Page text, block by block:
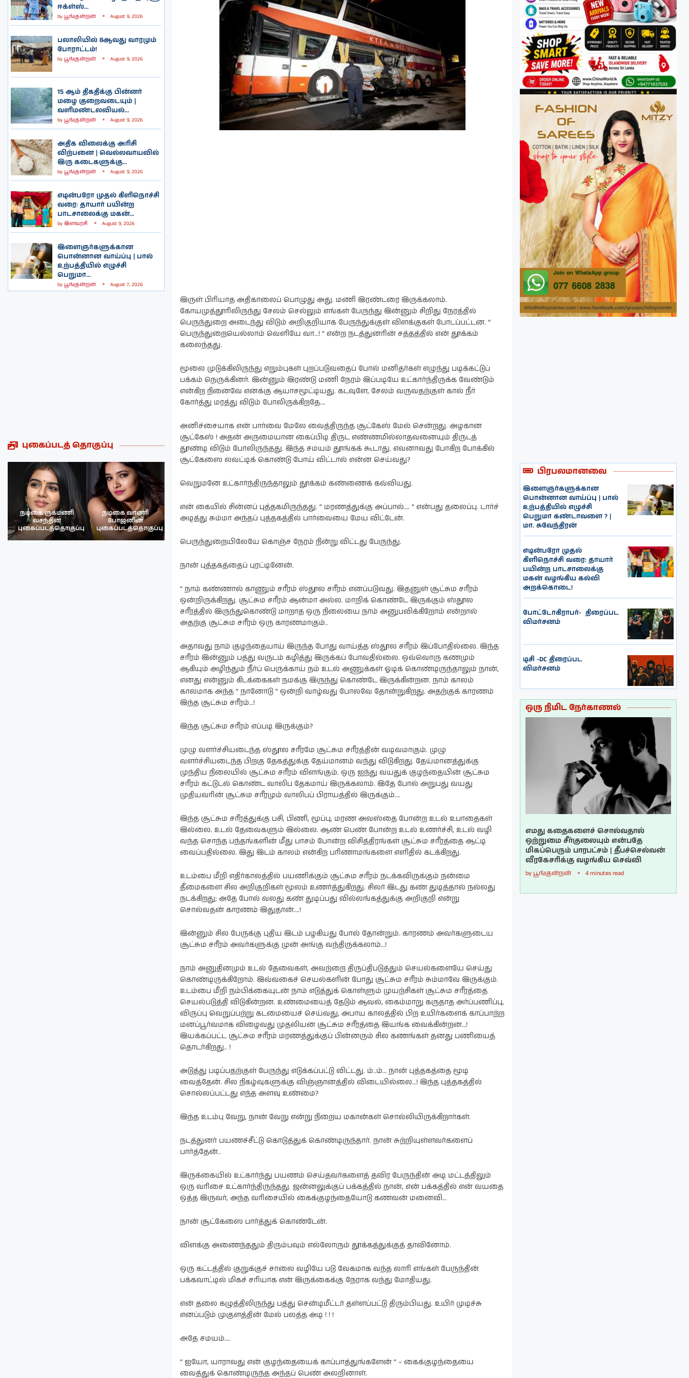
ஈக்ள்ஸ்...
by பூங்குன்றன் August 9, 2026
பலாலியில் 8ஆவது வாரமும்
போராட்டம்!
by பூங்குன்றன் August 9, 2026
15 ஆம் திகதிக்கு பின்னர்
மழை குறைவடையும் |
வளிமண்டலவியல்...
by பூங்குன்றன் August 9, 2026
அதிக விலைக்கு அரிசி
விற்பனை | வெல்லவாயவில்
இரு கடைகளுக்கு...
by பூங்குன்றன் August 9, 2026
எடின்பரோ முதல் கிளிநொச்சி
வரை: தாயார் பயின்ற
பாடசாலைக்கு மகன்...
by இளவரசி August 9, 2026
இளைஞர்களுக்கான
பொன்னான வாய்ப்பு | பால்
உற்பத்தியில் எழுச்சி
பெறுமா...
by பூங்குன்றன் August 7, 2026
புகைப்படத் தொகுப்பு
நடிகை வாணி
போஜனின்
புகைப்படத்தொகுப்பு
நடிகை ருக்மணி
வசந்த்தின்
புகைப்படத்தொகுப்பு
நடிகை ராஷி
கண்ணாவின்
நடிகை
பிரணிதாவின்
இருள் பிரியாத அதிகாலைப் பொழுது அது. மணி இரண்டரை இருக்கலாம்.
கோயமுத்தூரிலிருந்து சேலம் செல்லும் எங்கள் பேருந்து இன்னும் சிறிது நேரத்தில்
பெருந்துறை அடைந்து விடும் அறிகுறியாக பேருந்துக்குள் விளக்குகள் போடப்பட்டன. “
பெருந்துறையெல்லாம் வெளியே வா…! ” என்ற நடத்துனரின் சத்தத்தில் என் தூக்கம்
கலைந்தது.
மூலை முடுக்கிலிருந்து எறும்புகள் புறப்படுவதைப் போல் மனிதர்கள் எழுந்து படிக்கட்டுப்
பக்கம் நெருக்கினர். இன்னும் இரண்டு மணி நேரம் இப்படியே உட்கார்ந்திருக்க வேண்டும்
என்கிற நினைவே எனக்கு ஆயாசமூட்டியது. கடவுளே, சேலம் வருவதற்குள் கால் நீர்
கோர்த்து மரத்து விடும் போலிருக்கிறதே….
அனிச்சையாக என் பார்வை மேலே வைத்திருந்த சூட்கேஸ் மேல் சென்றது. அழகான
சூட்கேஸ் ! அதன் அருமையான கைப்பிடி திருட எண்ணமில்லாதவனையும் திருடத்
தூண்டி விடும் போலிருந்தது. இந்த சமயம் தூங்கக் கூடாது. எவனாவது போகிற போக்கில்
சூட்கேஸை லவட்டிக் கொண்டு போய் விட்டால் என்ன செய்வது?
வெறுமனே உட்கார்ந்திருந்தாலும் தூக்கம் கண்ணைக் கவ்வியது.
என் கையில் சின்னப் புத்தகமிருந்தது. “ மரணத்துக்கு அப்பால்…. ” என்பது தலைப்பு. டார்ச்
அடித்து சும்மா அந்தப் புத்தகத்தில் பார்வையை மேய விட்டேன்.
பெருந்துறையிலேயே கொஞ்ச நேரம் நின்று விட்டது பேருந்து.
நான் புத்தகத்தைப் புரட்டினேன்.
“ நாம் கண்ணால் காணும் சரீரம் ஸ்தூல சரீரம் எனப்படுவது. இதனுள் சூட்சும சரீரம்
ஒன்றிருக்கிறது. சூட்சும சரீரம் ஆன்மா அல்ல. மாறிக் கொண்டே இருக்கும் ஸ்தூல
சரீரத்தில் இருந்துகொண்டு மாறாத ஒரு நிலையை நாம் அனுபவிக்கிறோம் என்றால்
அதற்கு சூட்சும சரீரம் ஒரு காரணமாகும்..
அதாவது நாம் குழந்தையாய் இருந்த போது வாய்த்த ஸ்தூல சரீரம் இப்போதில்லை. இந்த
சரீரம் இன்னும் பத்து வருடம் கழித்து இருக்கப் போவதில்லை. ஒவ்வொரு கணமும்
ஆகியும் அழிந்தும் நீர்ப் பெருக்காய் நம் உடல் அணுக்கள் ஓடிக் கொண்டிருந்தாலும் நான்,
எனது என்னும் கிடக்கைகள் நமக்கு இருந்து கொண்டே இருக்கின்றன. நாம் காலம்
காலமாக அந்த “ நானோடு ” ஒன்றி வாழ்வது போலவே தோன்றுகிறது. அதற்குக் காரணம்
இந்த சூட்சும சரீரம்…!
இந்த சூட்சும சரீரம் எப்படி இருக்கும்?
முழு வளர்ச்சியடைந்த ஸ்தூல சரீரமே சூட்சும சரீரத்தின் வடிவமாகும். முழு
வளர்ச்சியடைந்த பிறகு தேகத்துக்கு தேய்மானம் வந்து விடுகிறது. தேய்மானத்துக்கு
முந்திய நிலையில் சூட்சும சரீரம் விளங்கும். ஒரு ஐந்து வயதுக் குழந்தையின் சூட்சும
சரீரம் கட்டுடல் கொண்ட வாலிப தேகமாய் இருக்கலாம். இதே போல் அறுபது வயது
முதியவரின் சூட்சும சரீரமும் வாலிபப் பிராயத்தில் இருக்கும்….
இந்த சூட்சும சரீரத்துக்கு பசி, பிணி, மூப்பு, மரண அவஸ்தை போன்ற உடல் உபாதைகள்
இல்லை. உடல் தேவைகளும் இல்லை. ஆண் பெண் போன்ற உடல் உணர்ச்சி, உடல் வழி
வந்த சொந்த பந்தங்களின் மீது பாசம் போன்ற விசித்திரங்கள் சூட்சும சரீரத்தை ஆட்டி
வைப்பதில்லை. இது இடம் காலம் என்கிற பரிணாமங்களை எளிதில் கடக்கிறது.
உடம்பை மீறி எதிர்காலத்தில் பயணிக்கும் சூட்சும சரீரம் நடக்கவிருக்கும் நன்மை
தீமைகளை சில அறிகுறிகள் மூலம் உணர்த்துகிறது. சிலர் இடது கண் துடித்தால் நல்லது
நடக்கிறது; அதே போல் வலது கண் துடிப்பது வில்லங்கத்துக்கு அறிகுறி என்று
சொல்வதன் காரணம் இதுதான்….!
இன்னும் சில பேருக்கு புதிய இடம் பழகியது போல் தோன்றும். காரணம் அவர்களுடைய
சூட்சும சரீரம் அவர்களுக்கு முன் அங்கு வந்திருக்கலாம்…!
நாம் அனுதினமும் உடல் தேவைகள், அவற்றை திருப்திபடுத்தும் செயல்களையே செய்து
கொண்டிருக்கிறோம். இவ்வகைச் செயல்களின் போது சூட்சும சரீரம் சும்மாவே இருக்கும்.
உடம்பை மீறி நம்பிக்கையுடன் நாம் எடுத்துக் கொள்ளும் முயற்சிகள் சூட்சும சரீரத்தை
செயல்படுத்தி விடுகின்றன. உண்மையைத் தேடும் ஆவல், கைம்மாறு கருதாத அர்ப்பணிப்பு,
விருப்பு வெறுப்பற்று கடமையைச் செய்வது, அபாய காலத்தில் பிற உயிர்களைக் காப்பாற்ற
மனப்பூர்வமாக விழைவது முதலியன சூட்சும சரீரத்தை இயங்க வைக்கின்றன…!
இயக்கப்பட்ட சூட்சும சரீரம் மரணத்துக்குப் பின்னரும் சில கணங்கள் தனது பணியைத்
தொடர்கிறது.. !
அடுத்து படிப்பதற்குள் பேருந்து எடுக்கப்பட்டு விட்டது. ம்..ம்… நான் புத்தகத்தை மூடி
வைத்தேன். சில நிகழ்வுகளுக்கு விஞ்ஞானத்தில் விடையில்லை…! இந்த புத்தகத்தில்
சொல்லப்பட்டது எந்த அளவு உண்மை?
இந்த உடம்பு வேறு, நான் வேறு என்று நிறைய மகான்கள் சொல்லியிருக்கிறார்கள்.
நடத்துனர் பயணச்சீட்டு கொடுத்துக் கொண்டிருந்தார். நான் சுற்றியுள்ளவர்களைப்
பார்த்தேன்..
இருக்கையில் உட்கார்ந்து பயணம் செய்தவர்களைத் தவிர பேருந்தின் அடி மட்டத்திலும்
ஒரு வரிசை உட்கார்ந்திருந்தது. ஜன்னலுக்குப் பக்கத்தில் நான், என் பக்கத்தில் என் வயதை
ஒத்த இருவர், அந்த வரிசையில் கைக்குழந்தையோடு கணவன் மனைவி…
நான் சூட்கேஸை பார்த்துக் கொண்டேன்.
விளக்கு அணைந்ததும் திரும்பவும் எல்லோரும் தூக்கத்துக்குத் தாவினோம்.
ஒரு கட்டத்தில் குறுக்குச் சாலை வழியே படு வேகமாக வந்த லாரி எங்கள் பேருந்தின்
பக்கவாட்டில் மிகச் சரியாக என் இருக்கைக்கு நேராக வந்து மோதியது.
என் தலை கழுத்திலிருந்து பத்து சென்டிமீட்டர் தள்ளப்பட்டு திரும்பியது. உயிர் முடிச்சு
எனப்படும் முகுளத்தின் மேல் பலத்த அடி ! ! !
அதே சமயம்….
“ ஐயோ, யாராவது என் குழந்தையைக் காப்பாத்துங்களேன் “ – கைக்குழந்தையை
வைத்துக் கொண்டிருந்த அந்தப் பெண் அலறினாள்.
பிரபலமானவை
இளைஞர்களுக்கான
பொன்னான வாய்ப்பு | பால்
உற்பத்தியில் எழுச்சி
பெறுமா கண்டாவளை ? |
மா. சுவேந்திரன்
எடின்பரோ முதல்
கிளிநொச்சி வரை: தாயார்
பயின்ற பாடசாலைக்கு
மகன் வழங்கிய கல்வி
அறக்கொடை!
போட்டோகிராபர்- ‌ திரைப்பட
விமர்சனம்
டிசி -DC திரைப்பட
விமர்சனம்
ஒரு நிமிட நேர்காணல்
எமது கதைகளைச் சொல்வதால்
ஒற்றுமை சீர்குலையும் என்பதே
மிகப்பெரும் பாரபட்சம் | தீபச்செல்வன்
வீரகேசரிக்கு வழங்கிய செவ்வி
by பூங்குன்றன் 4 minutes read